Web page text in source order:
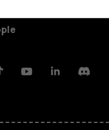
YoutubeLinkedinDiscord